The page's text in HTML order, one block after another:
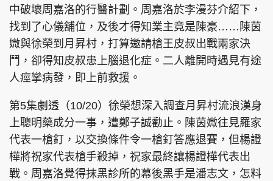
中破壞周嘉洛的行醫計劃。周嘉洛於李漫芬介紹下，
找到了心儀舖位，及後才得知業主竟是陳豪……陳茵
媺與徐榮到月昇村，打算邀請槍王皮叔出戰兩家決
鬥，卻得知皮叔患上腦退化症。二人離開時遇見有途
人痙攣病發，即上前救援。
第5集劇透（10/20）徐榮想深入調查月昇村流浪漢身
上聰明藥成分一事，遭鄭子誠勸止。陳茵媺往見羅家
代表一槍釘，以交換條件令一槍釘答應退賽，但楊證
樺將祝家代表槍手殺掉，祝家最終讓楊證樺代表出
戰。周嘉洛覺得抹黑診所的幕後黑手是潘志文，怎料